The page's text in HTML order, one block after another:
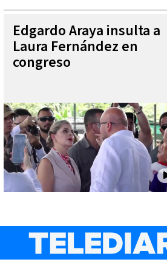
Edgardo Araya insulta a
Laura Fernández en
congreso